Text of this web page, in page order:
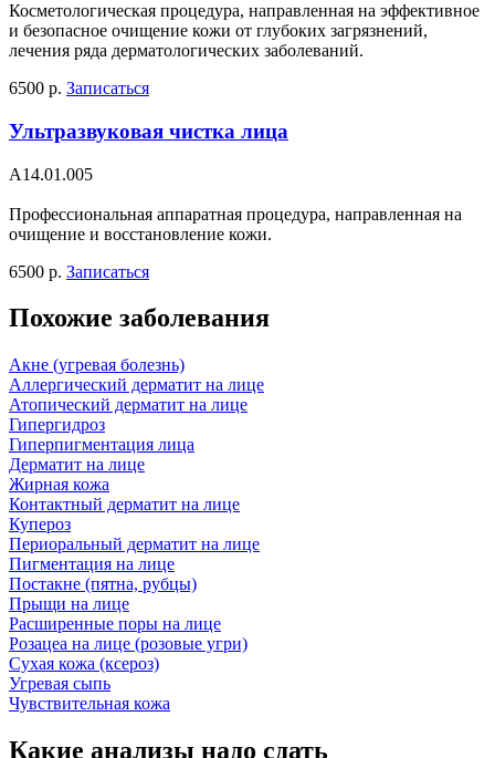
Косметологическая процедура, направленная на эффективное
и безопасное очищение кожи от глубоких загрязнений,
лечения ряда дерматологических заболеваний.
6500 р. Записаться
Ультразвуковая чистка лица
А14.01.005
Профессиональная аппаратная процедура, направленная на
очищение и восстановление кожи.
6500 р. Записаться
Похожие заболевания
Акне (угревая болезнь)
Аллергический дерматит на лице
Атопический дерматит на лице
Гипергидроз
Гиперпигментация лица
Дерматит на лице
Жирная кожа
Контактный дерматит на лице
Купероз
Периоральный дерматит на лице
Пигментация на лице
Постакне (пятна, рубцы)
Прыщи на лице
Расширенные поры на лице
Розацеа на лице (розовые угри)
Сухая кожа (ксероз)
Угревая сыпь
Чувствительная кожа
Какие анализы надо сдать